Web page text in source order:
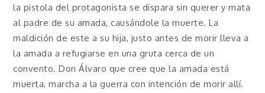
la pistola del protagonista se dispara sin querer y mata
al padre de su amada, causándole la muerte. La
maldición de este a su hija, justo antes de morir lleva a
la amada a refugiarse en una gruta cerca de un
convento. Don Álvaro que cree que la amada está
muerta, marcha a la guerra con intención de morir allí.